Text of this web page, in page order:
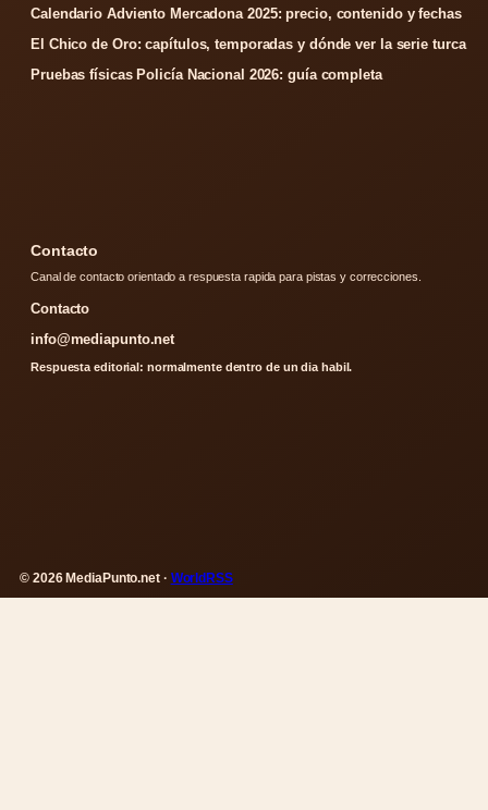
Calendario Adviento Mercadona 2025: precio, contenido y fechas
El Chico de Oro: capítulos, temporadas y dónde ver la serie turca
Pruebas físicas Policía Nacional 2026: guía completa
Contacto
Canal de contacto orientado a respuesta rapida para pistas y correcciones.
Contacto
info@mediapunto.net
Respuesta editorial: normalmente dentro de un dia habil.
© 2026 MediaPunto.net · WorldRSS